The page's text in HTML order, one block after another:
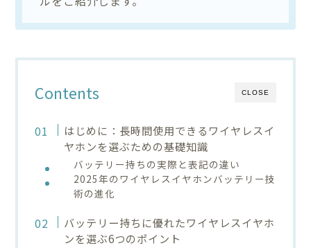
CLOSE
Contents
はじめに：長時間使用できるワイヤレスイ
ヤホンを選ぶための基礎知識
バッテリー持ちの実際と表記の違い
2025年のワイヤレスイヤホンバッテリー技
術の進化
バッテリー持ちに優れたワイヤレスイヤホ
ンを選ぶ6つのポイント